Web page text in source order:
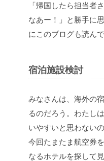
「帰国したら担当者
なあー！」と勝手に
にこのブログも読ん
宿泊施設検討
みなさんは、海外の
るのだろう。わたし
いやすいと思わない
今回たまたま航空券
なるホテルを探して